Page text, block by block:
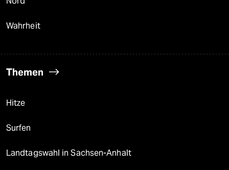
Wahrheit
Themen
Hitze
Surfen
Landtagswahl in Sachsen-Anhalt